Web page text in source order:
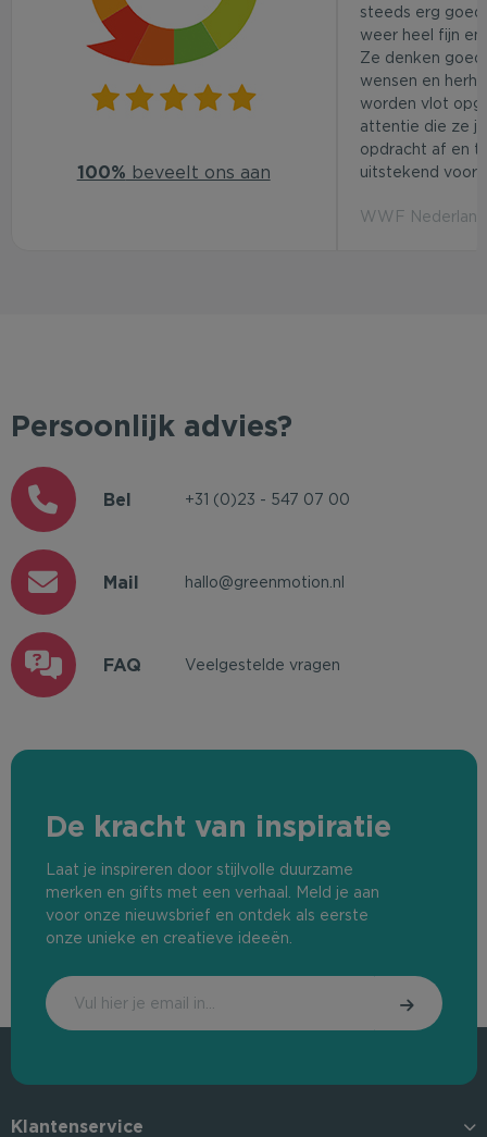
100% beveelt ons aan
steeds erg
weer heel fijn en
Ze denken
wensen en
worden vlot
attentie die ze
opdracht af en
uitstekend voor
WWF
Persoonlijk advies?
Bel +31 (0)23 - 547 07 00
Mail hallo@greenmotion.nl
FAQ Veelgestelde vragen
De kracht van inspiratie
Laat je inspireren door stijlvolle duurzame
merken en gifts met een verhaal. Meld je aan
voor onze nieuwsbrief en ontdek als eerste
onze unieke en creatieve ideeën.
Klantenservice